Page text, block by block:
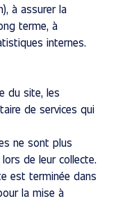
à assurer la
terme, à
internes.
du site, les
de services qui
ne sont plus
de leur collecte.
est terminée dans
la mise à